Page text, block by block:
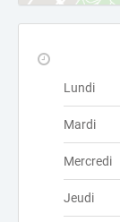
Lundi
Mardi
Mercredi
Jeudi